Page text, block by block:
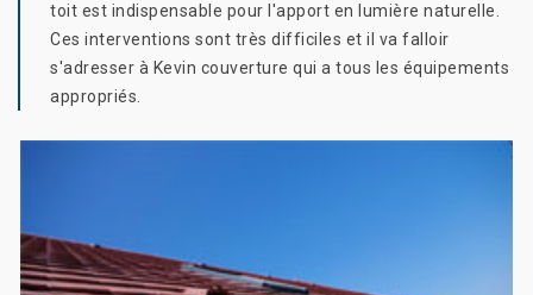
toit est indispensable pour l'apport en lumière naturelle.
Ces interventions sont très difficiles et il va falloir
s'adresser à Kevin couverture qui a tous les équipements
appropriés.